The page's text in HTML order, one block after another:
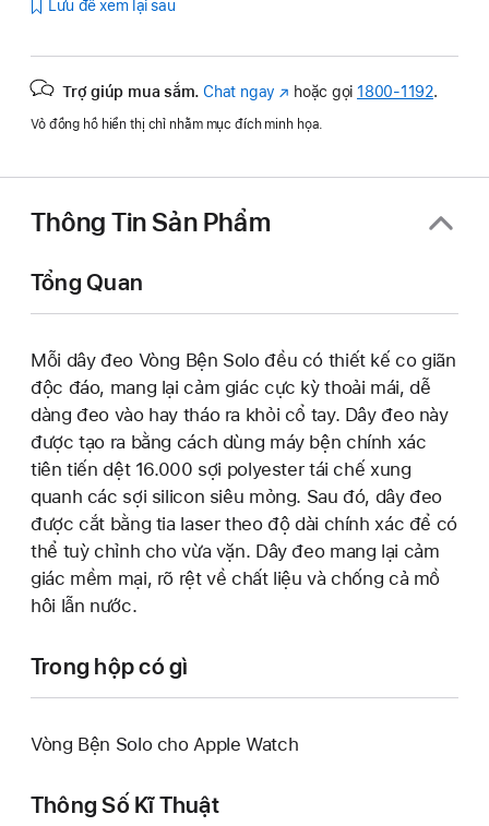
Lưu để xem lại sau
Trợ giúp mua sắm. Chat ngay (Mở
cửa
mới)
hoặc gọi 1800-1192.
Vỏ đồng hồ hiển thị chỉ nhằm mục đích minh họa.
Thông Tin Sản Phẩm
Tổng Quan
Mỗi dây đeo Vòng Bện Solo đều có thiết kế co giãn
độc đáo, mang lại cảm giác cực kỳ thoải mái, dễ
dàng đeo vào hay tháo ra khỏi cổ tay. Dây đeo này
được tạo ra bằng cách dùng máy bện chính xác
tiên tiến dệt 16.000 sợi polyester tái chế xung
quanh các sợi silicon siêu mỏng. Sau đó, dây đeo
được cắt bằng tia laser theo độ dài chính xác để có
thể tuỳ chỉnh cho vừa vặn. Dây đeo mang lại cảm
giác mềm mại, rõ rệt về chất liệu và chống cả mồ
hôi lẫn nước.
Trong hộp có gì
Vòng Bện Solo cho Apple Watch
Thông Số Kĩ Thuật